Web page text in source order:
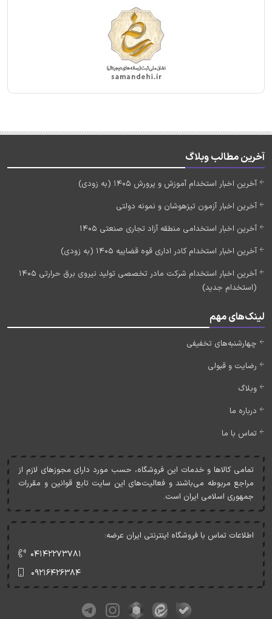
آخرین مطالب وبلاگ
آخرین اخبار استخدام آموزش و پرورش 1405 (به زودی)
آخرین اخبار آزمون تیزهوشان و نمونه دولتی
آخرین اخبار استخدامی منطقه آزاد تجاری صنعتی 1405
آخرین اخبار استخدام کادر اداری قوه قضاییه 1405 (به زودی)
آخرین اخبار استخدام شرکت مادر تخصصی تولید نیروی برق حرارتی 1405
(استخدام جدید)
لینک‌های مهم
چهارشنبه‌های تخفیفی
رضایت و قبولی
وبلاگ
درباره ما
تماس با ما
تمامی کالاها و خدمات اين فروشگاه، حسب مورد دارای مجوزهای لازم از
مراجع مربوطه می‌باشند و فعاليت‌های اين سايت تابع قوانين و مقررات
جمهوری اسلامی ايران است.
اطلاعات تماس با فروشگاه اینترنتی ایران عرضه:
۰۴۱۴۲۲۷۳۷۸۱
۰۹۲۱۶۴۲۶۳۸۴